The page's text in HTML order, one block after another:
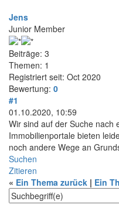
Jens
Junior Member
Beiträge: 3
Themen: 1
Registriert seit: Oct 2020
Bewertung: 0
#1
01.10.2020, 10:59
Wir sind auf der Suche nach
Immobilienportale bieten
noch andere Wege an
Suchen
Zitieren
« Ein Thema zurück | Ein